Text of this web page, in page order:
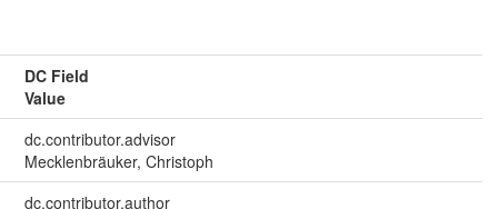
DC Field
Value
dc.contributor.advisor
Mecklenbräuker, Christoph
dc.contributor.author